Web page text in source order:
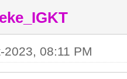
2023, 08:11 PM